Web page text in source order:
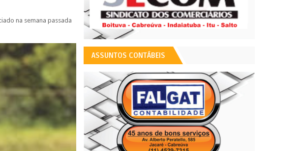
na semana passada
ASSUNTOS CONTÁBEIS